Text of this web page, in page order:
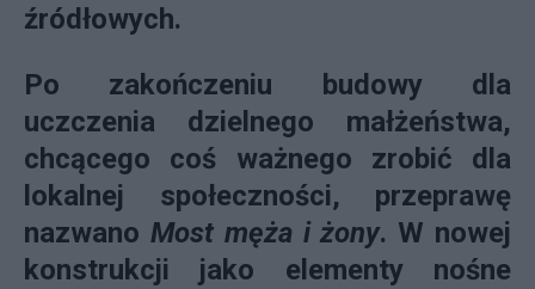
źródłowych.
Po zakończeniu budowy dla
uczczenia dzielnego małżeństwa,
chcącego coś ważnego zrobić dla
lokalnej społeczności, przeprawę
nazwano Most męża i żony. W nowej
konstrukcji jako elementy nośne